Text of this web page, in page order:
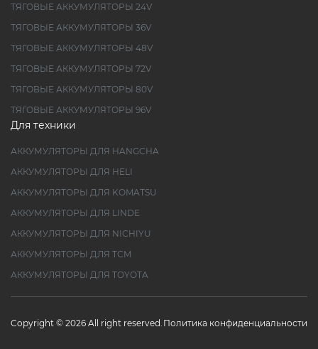
ТЯГОВЫЕ АККУМУЛЯТОРЫ 24V
ТЯГОВЫЕ АККУМУЛЯТОРЫ 36V
ТЯГОВЫЕ АККУМУЛЯТОРЫ 48V
ТЯГОВЫЕ АККУМУЛЯТОРЫ 72V
ТЯГОВЫЕ АККУМУЛЯТОРЫ 80V
ТЯГОВЫЕ АККУМУЛЯТОРЫ 96V
Для техники
АККУМУЛЯТОРЫ ДЛЯ HANGCHA
АККУМУЛЯТОРЫ ДЛЯ HELI
АККУМУЛЯТОРЫ ДЛЯ KOMATSU
АККУМУЛЯТОРЫ ДЛЯ LINDE
АККУМУЛЯТОРЫ ДЛЯ NICHIYU
АККУМУЛЯТОРЫ ДЛЯ TCM
АККУМУЛЯТОРЫ ДЛЯ TOYOTA
Copyright © 2026 All right reserved. Политика конфиденциальности